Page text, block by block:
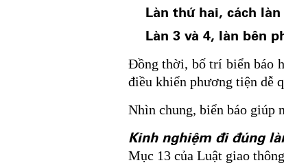
Làn thứ hai, cách
Làn 3 và 4, làn bên
Đồng thời, bố trí biển báo
điều khiển phương tiện dễ
Nhìn chung, biển báo giúp
Kinh nghiệm đi đúng
Mục 13 của Luật giao